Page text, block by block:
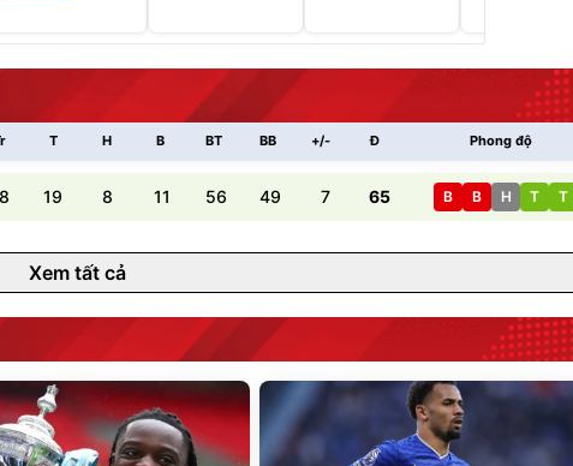
T H B BT BB +/- Đ Phong độ
19 8 11 56 49 7 65 B B H T T
Xem tất cả